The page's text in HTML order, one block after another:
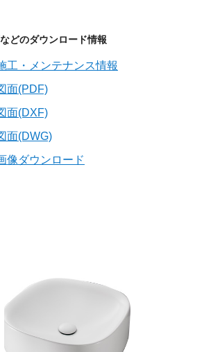
どのダウンロード情報
工・メンテナンス情報
面(PDF)
面(DXF)
面(DWG)
像ダウンロード